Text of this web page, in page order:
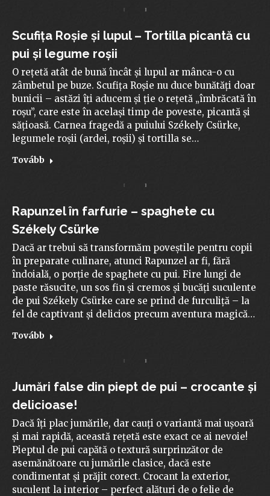
Scufița Roșie și lupul – Tortilla picantă cu
pui și legume roșii
O rețetă atât de bună încât și lupul ar mânca-o cu
zâmbetul pe buze. Scufița Roșie nu duce bunătăți doar
bunicii – astăzi îți aducem și ție o rețetă „îmbrăcată în
roșu”, care este în același timp de poveste, picantă și
sățioasă. Carnea fragedă a puiului Székely Csürke,
legumele roșii (ardei, roșii) și tortilla se…
Tovább
Rapunzel în farfurie – spaghete cu
Székely Csürke
Dacă ar trebui să transformăm poveștile pentru copii
în preparate culinare, atunci Rapunzel ar fi, fără
îndoială, o porție de spaghete cu pui. Fire lungi de
paste răsucite, un sos fin și cremos și bucăți suculente
de pui Székely Csürke care se prind de furculiță – la
fel de captivant și delicios precum aventura magică…
Tovább
Jumări false din piept de pui – crocante și
delicioase!
Dacă îți plac jumările, dar cauți o variantă mai ușoară
și mai rapidă, această rețetă este exact ce ai nevoie!
Pieptul de pui capătă o textură surprinzător de
asemănătoare cu jumările clasice, dacă este
condimentat și prăjit corect. Crocant la exterior,
suculent la interior – perfect alături de o felie de